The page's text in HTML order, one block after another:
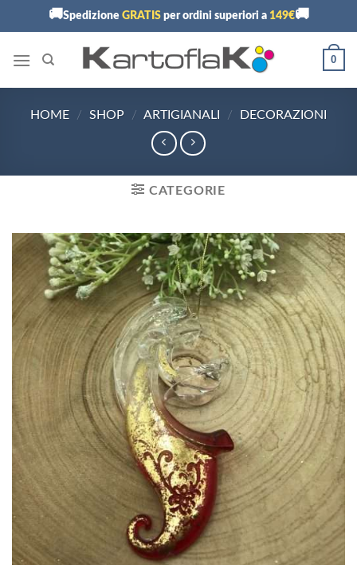
🚚Spedizione GRATISper ordini superiori a 149€🚚
0
HOME / SHOP / ARTIGIANALI / DECORAZIONI
CATEGORIE